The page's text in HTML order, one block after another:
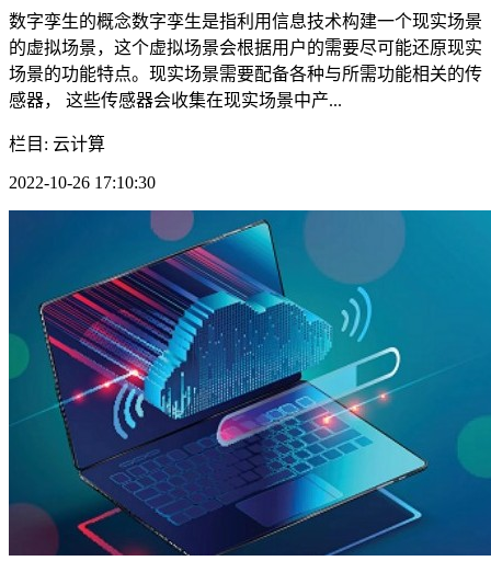
数字孪生的概念数字孪生是指利用信息技术构建一个现实场景
的虚拟场景，这个虚拟场景会根据用户的需要尽可能还原现实
场景的功能特点。现实场景需要配备各种与所需功能相关的传
感器， 这些传感器会收集在现实场景中产...
栏目: 云计算
2022-10-26 17:10:30